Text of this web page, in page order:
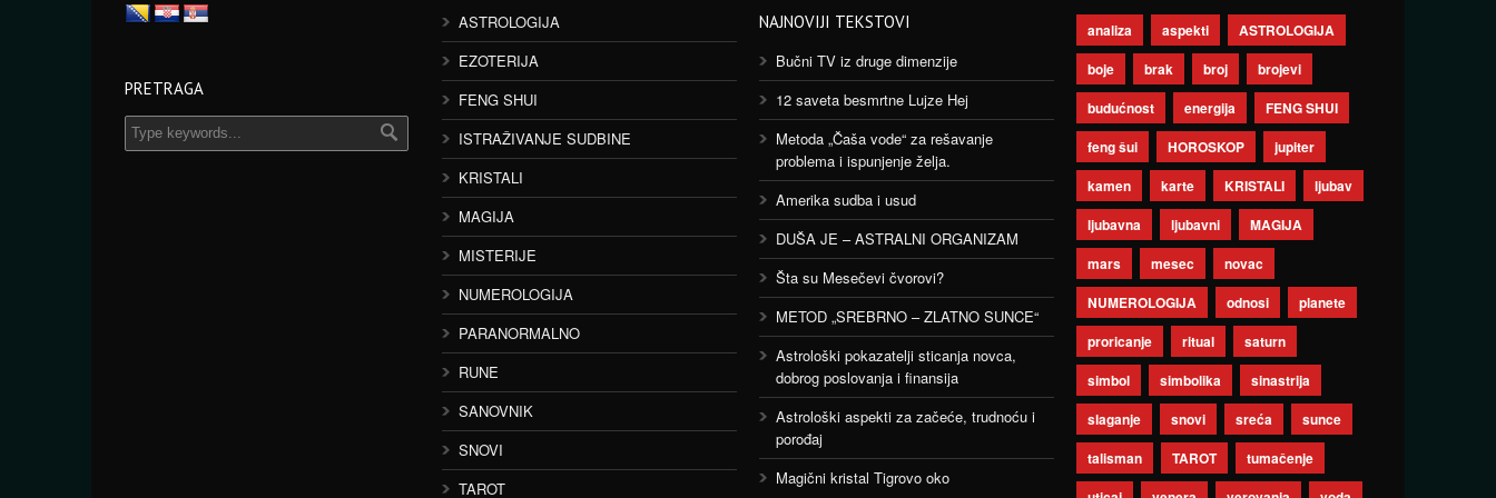
PRETRAGA
ASTROLOGIJA
EZOTERIJA
FENG SHUI
ISTRAŽIVANJE SUDBINE
KRISTALI
MAGIJA
MISTERIJE
NUMEROLOGIJA
PARANORMALNO
RUNE
SANOVNIK
SNOVI
TAROT
NAJNOVIJI TEKSTOVI
Bučni TV iz druge dimenzije
12 saveta besmrtne Lujze Hej
Metoda „Čaša vode“ za rešavanje
problema i ispunjenje želja.
Amerika sudba i usud
DUŠA JE – ASTRALNI ORGANIZAM
Šta su Mesečevi čvorovi?
METOD „SREBRNO – ZLATNO SUNCE“
Astrološki pokazatelji sticanja novca,
dobrog poslovanja i finansija
Astrološki aspekti za začeće, trudnoću i
porođaj
Magični kristal Tigrovo oko
analiza aspekti
ASTROLOGIJA
boje
brak broj
brojevi
budućnost
energija
FENG SHUI
feng šui
HOROSKOP
jupiter
kamen
karte KRISTALI
ljubav
ljubavna
ljubavni
MAGIJA
mars
mesec
novac
NUMEROLOGIJA
odnosi
planete
proricanje
ritual
saturn
simbol
simbolika
sinastrija
slaganje
snovi sreća
sunce
talisman
TAROT
tumačenje